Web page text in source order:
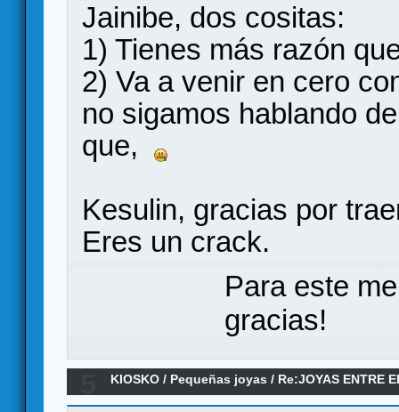
Jainibe, dos cositas:
1) Tienes más razón
2) Va a venir en cero
no sigamos hablando
que,
Kesulin, gracias por
Eres un crack.
Para este
gracias!
KIOSKO / Pequeñas joyas / Re:JOYAS ENTRE